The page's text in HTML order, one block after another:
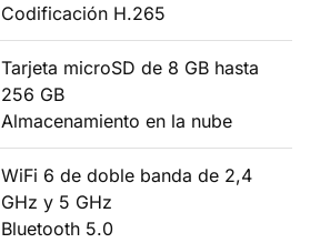
Codificación H.265
Tarjeta microSD de 8 GB hasta
256 GB
Almacenamiento en la nube
WiFi 6 de doble banda de 2,4
GHz y 5 GHz
Bluetooth 5.0